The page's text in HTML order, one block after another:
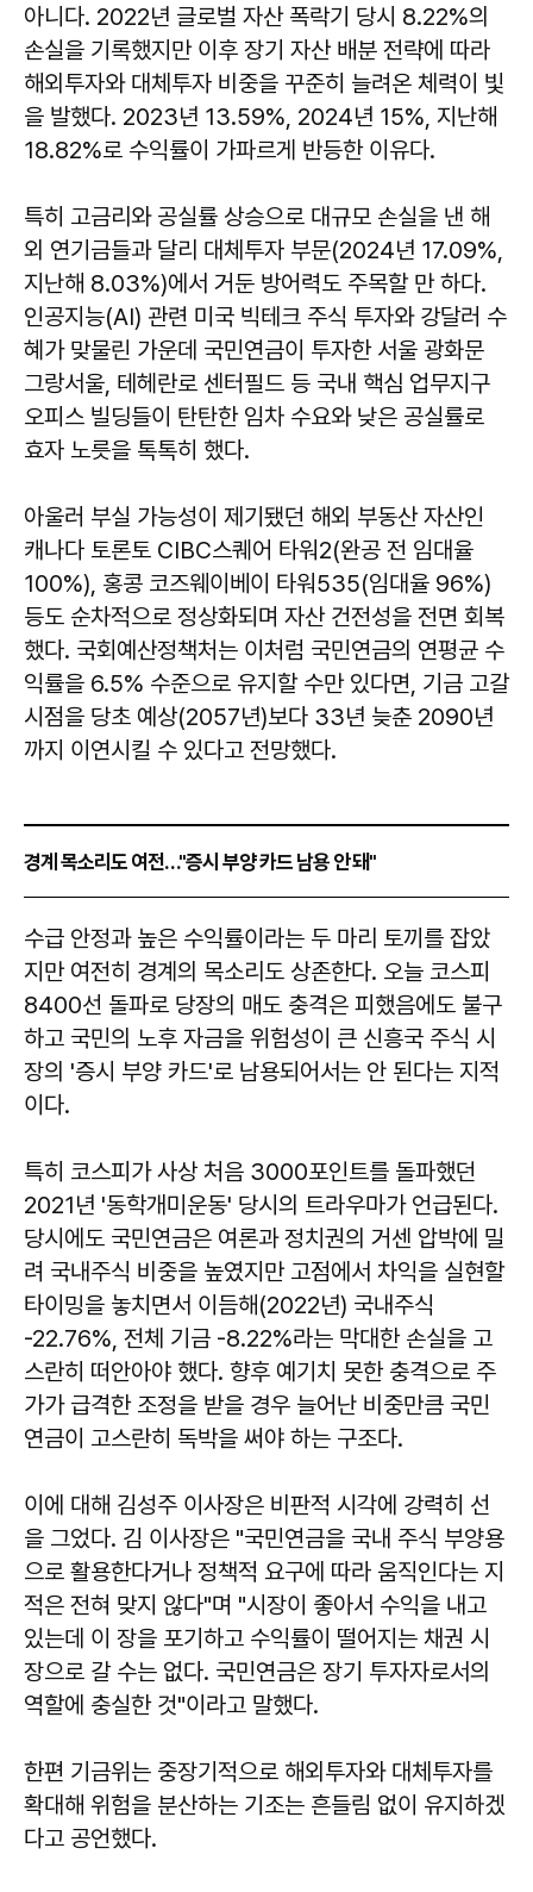
아니다. 2022년 글로벌 자산 폭락기 당시 8.22%의
손실을 기록했지만 이후 장기 자산 배분 전략에 따라
해외투자와 대체투자 비중을 꾸준히 늘려온 체력이 빛
을 발했다. 2023년 13.59%, 2024년 15%, 지난해
18.82%로 수익률이 가파르게 반등한 이유다.
특히 고금리와 공실률 상승으로 대규모 손실을 낸 해
외 연기금들과 달리 대체투자 부문(2024년 17.09%,
지난해 8.03%)에서 거둔 방어력도 주목할 만 하다.
인공지능(AI) 관련 미국 빅테크 주식 투자와 강달러 수
혜가 맞물린 가운데 국민연금이 투자한 서울 광화문
그랑서울, 테헤란로 센터필드 등 국내 핵심 업무지구
오피스 빌딩들이 탄탄한 임차 수요와 낮은 공실률로
효자 노릇을 톡톡히 했다.
아울러 부실 가능성이 제기됐던 해외 부동산 자산인
캐나다 토론토 CIBC스퀘어 타워2(완공 전 임대율
100%), 홍콩 코즈웨이베이 타워535(임대율 96%)
등도 순차적으로 정상화되며 자산 건전성을 전면 회복
했다. 국회예산정책처는 이처럼 국민연금의 연평균 수
익률을 6.5% 수준으로 유지할 수만 있다면, 기금 고갈
시점을 당초 예상(2057년)보다 33년 늦춘 2090년
까지 이연시킬 수 있다고 전망했다.
경계 목소리도 여전…"증시 부양 카드 남용 안 돼"
수급 안정과 높은 수익률이라는 두 마리 토끼를 잡았
지만 여전히 경계의 목소리도 상존한다. 오늘 코스피
8400선 돌파로 당장의 매도 충격은 피했음에도 불구
하고 국민의 노후 자금을 위험성이 큰 신흥국 주식 시
장의 '증시 부양 카드'로 남용되어서는 안 된다는 지적
이다.
특히 코스피가 사상 처음 3000포인트를 돌파했던
2021년 '동학개미운동' 당시의 트라우마가 언급된다.
당시에도 국민연금은 여론과 정치권의 거센 압박에 밀
려 국내주식 비중을 높였지만 고점에서 차익을 실현할
타이밍을 놓치면서 이듬해(2022년) 국내주식
-22.76%, 전체 기금 -8.22%라는 막대한 손실을 고
스란히 떠안아야 했다. 향후 예기치 못한 충격으로 주
가가 급격한 조정을 받을 경우 늘어난 비중만큼 국민
연금이 고스란히 독박을 써야 하는 구조다.
이에 대해 김성주 이사장은 비판적 시각에 강력히 선
을 그었다. 김 이사장은 "국민연금을 국내 주식 부양용
으로 활용한다거나 정책적 요구에 따라 움직인다는 지
적은 전혀 맞지 않다"며 "시장이 좋아서 수익을 내고
있는데 이 장을 포기하고 수익률이 떨어지는 채권 시
장으로 갈 수는 없다. 국민연금은 장기 투자자로서의
역할에 충실한 것"이라고 말했다.
한편 기금위는 중장기적으로 해외투자와 대체투자를
확대해 위험을 분산하는 기조는 흔들림 없이 유지하겠
다고 공언했다.